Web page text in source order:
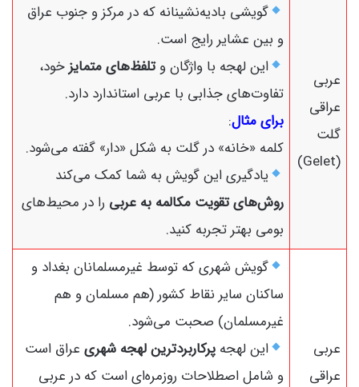
عربی
عراقی
گلت
(Gelet)
گویشی بادیه‌نشینانه که در مرکز و جنوب عراق
و بین عشایر رایج است.
این لهجه با واژگان وتلفظ‌های متمایزخود،
تفاوت‌های جذابی با عربی استاندارد دارد.
برای مثال:
کلمه «خانه» در گلت به شکل «دار» گفته می‌شود.
یادگیری این گویش به شما کمک می‌کند
روش‌های تقویت مکالمه به عربی را در محیط‌های
بومی بهتر تجربه کنید.
عربی
عراقی
گویش شهری که توسط غیرمسلمانان بغداد و
ساکنان سایر نقاط کشور (هم مسلمان و هم
غیرمسلمان) صحبت می‌شود.
این لهجهپرکاربردترین لهجه شهری عراق است
و شامل اصطلاحات روزمره‌ای است که در عربی